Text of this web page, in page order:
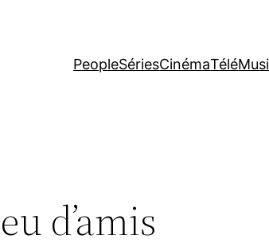
PeopleSériesCinémaTélé
d’amis